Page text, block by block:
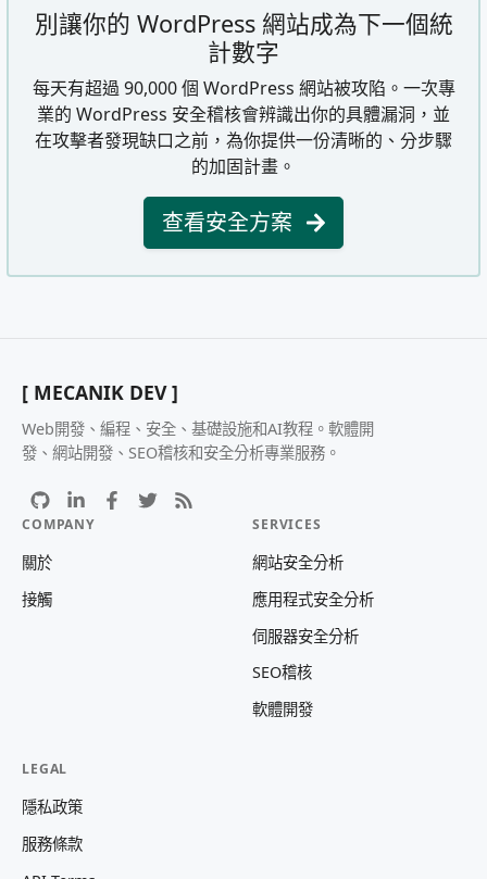
別讓你的 WordPress 網站成為下一個統
計數字
每天有超過 90,000 個 WordPress 網站被攻陷。一次專
業的 WordPress 安全稽核會辨識出你的具體漏洞，並
在攻擊者發現缺口之前，為你提供一份清晰的、分步驟
的加固計畫。
查看安全方案
[ MECANIK DEV ]
Web開發、編程、安全、基礎設施和AI教程。軟體開
發、網站開發、SEO稽核和安全分析專業服務。
COMPANY
關於
接觸
SERVICES
網站安全分析
應用程式安全分析
伺服器安全分析
SEO稽核
軟體開發
LEGAL
隱私政策
服務條款